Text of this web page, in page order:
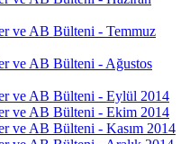
ve AB Bülteni - Temmuz
ve AB Bülteni - Ağustos
ve AB Bülteni - Eylül 2014
ve AB Bülteni - Ekim 2014
ve AB Bülteni - Kasım 2014